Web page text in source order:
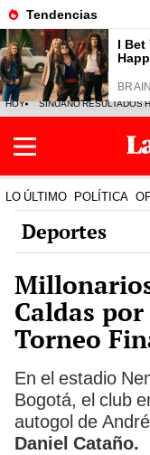
HOY SINUANO RESULTADOS
LO ÚLTIMO POLÍTICA
Deportes
Caldas
Torneo
En el estadio
Bogotá, el club
autogol de
Daniel Cataño.